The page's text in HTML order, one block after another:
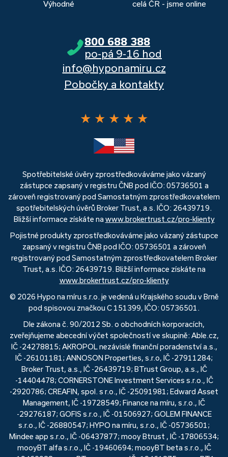
Výhodné
celá ČR - jsme online
800 688 388
po-pá 9-16 hod
info@hyponamiru.cz
Pobočky a kontakty
★ ★ ★ ★ ★
Spotřebitelské úvěry zprostředkováváme jako vázaný
zástupce zapsaný v registru ČNB pod IČO: 05736501 a
zároveň registrovaný pod Samostatným zprostředkovatelem
spotřebitelských úvěrů Broker Trust, a.s. IČO: 26439719.
Bližší informace získáte na www.brokertrust.cz/pro-klienty
Pojistné produkty zprostředkováváme jako vázaný zástupce
zapsaný v registru ČNB pod IČO: 05736501 a zároveň
registrovaný pod Samostatným zprostředkovatelem Broker
Trust, a.s. IČO: 26439719. Bližší informace získáte na
www.brokertrust.cz/pro-klienty
© 2026 Hypo na míru s.r.o. je vedená u Krajského soudu v Brně
pod spisovou značkou C 151399, IČO: 05736501.
Dle zákona č. 90/2012 Sb. o obchodních korporacích,
zveřejňujeme abecední výčet společností ve skupině: Able.cz,
IČ -24278815; AKROPOL nezávislé finanční poradenství a.s.,
IČ -26101181; ANNOSON Properties, s.r.o, IČ -27911284;
Broker Trust, a.s., IČ -26439719; BTrust Group, a.s., IČ
-14404478; CORNERSTONE Investment Services s.r.o., IČ
-2920786; CREAFIN, spol. s r.o., IČ -25091981; Edward Asset
Management, IČ -19728549; Finance na míru, s.r.o., IČ
-29276187; GOFIS s.r.o., IČ -01506927; GOLEM FINANCE
s.r.o., IČ -26880547; HYPO na míru, s.r.o., IČ -05736501;
Mindee app s.r.o., IČ -06437877; mooy Btrust , IČ -17806534;
mooyBT alfa s.r.o., IČ -19460694; mooyBT beta s.r.o., IČ